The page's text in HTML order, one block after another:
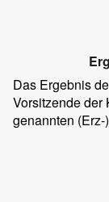
Das Ergebnis
Vorsitzende der
genannten (Erz-